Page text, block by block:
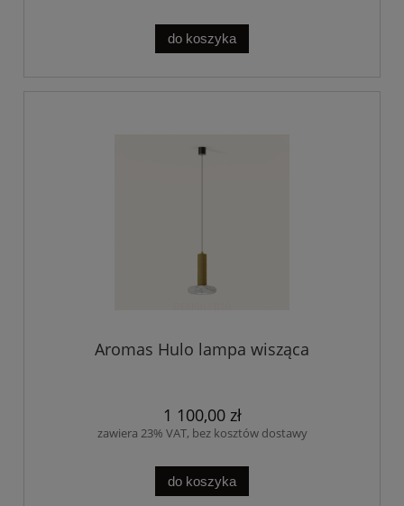
do koszyka
Aromas Hulo lampa wisząca
1 100,00 zł
zawiera 23% VAT, bez kosztów dostawy
do koszyka